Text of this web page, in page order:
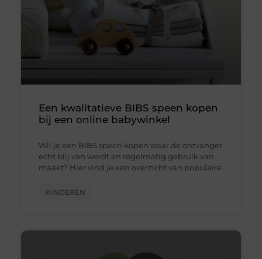
Een kwalitatieve BIBS speen kopen
bij een online babywinkel
Wil je een BIBS speen kopen waar de ontvanger
echt blij van wordt en regelmatig gebruik van
maakt? Hier vind je een overzicht van populaire
KINDEREN